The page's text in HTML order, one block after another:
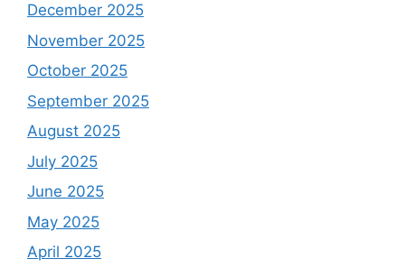
December 2025
November 2025
October 2025
September 2025
August 2025
July 2025
June 2025
May 2025
April 2025